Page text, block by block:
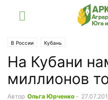
В России Кубань
На Кубани
миллионов
Автор Ольга Юрченко -